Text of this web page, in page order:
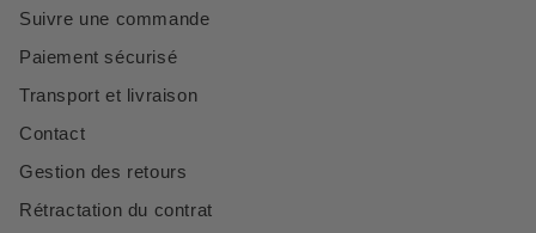
Des escaliers escamotables pour de nombreux
accès aux combles et greniers,
Suivre une commande
Paiement sécurisé
Transport et livraison
Contact
Gestion des retours
Rétractation du contrat